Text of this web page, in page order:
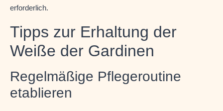
erforderlich.
Tipps zur Erhaltung der
Weiße der Gardinen
Regelmäßige Pflegeroutine
etablieren